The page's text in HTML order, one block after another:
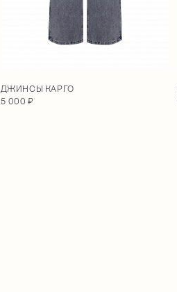
ДЖИНСЫ КАРГО
5 000 ₽